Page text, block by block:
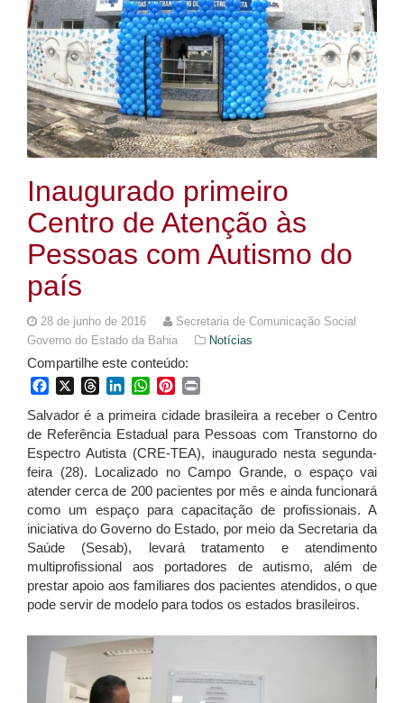
Inaugurado primeiro
Centro de Atenção às
Pessoas com Autismo do
país
28 de junho de 2016
Secretaria de Comunicação Social
Governo do Estado da Bahia
Notícias
Compartilhe este conteúdo:
FacebookThreadsLinkedInWhatsApp
Pinterest
Salvador é a primeira cidade brasileira a receber o Centro
de Referência Estadual para Pessoas com Transtorno do
Espectro Autista (CRE-TEA), inaugurado nesta segunda-
feira (28). Localizado no Campo Grande, o espaço vai
atender cerca de 200 pacientes por mês e ainda funcionará
como um espaço para capacitação de profissionais. A
iniciativa do Governo do Estado, por meio da Secretaria da
Saúde (Sesab), levará tratamento e atendimento
multiprofissional aos portadores de autismo, além de
prestar apoio aos familiares dos pacientes atendidos, o que
pode servir de modelo para todos os estados brasileiros.